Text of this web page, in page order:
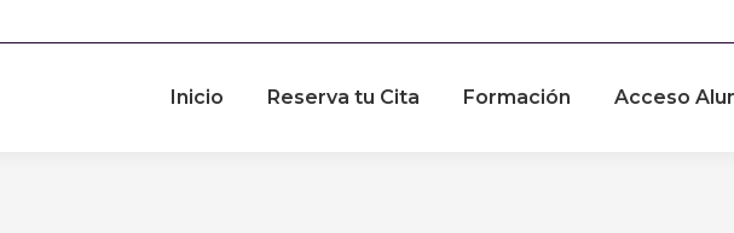
Inicio Reserva tu Cita Formación Acceso